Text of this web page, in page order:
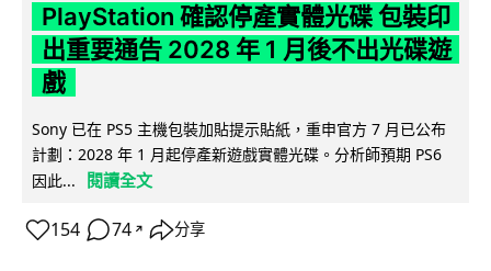
PlayStation 確認停產實體光碟 包裝印
出重要通告 2028 年 1 月後不出光碟遊
戲
Sony 已在 PS5 主機包裝加貼提示貼紙，重申官方 7 月已公布
計劃：2028 年 1 月起停產新遊戲實體光碟。分析師預期 PS6
因此...
閱讀全文
154 74 ↗ 分享